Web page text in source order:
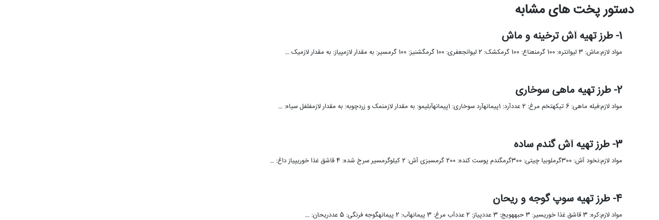
دستور پخت های مشابه
1- طرز تهیه آش ترخینه و ماش
مواد لازم:ماش: 3 لیوانتره: 100 گرمنعناع: 100 گرمکشک: 2 لیوانجعفری: 100 گرمگشنیز: 100 گرمسیر: به مقدار لازمپیاز: به مقدار لازمیک …
2- طرز تهیه ماهی سوخاری
مواد لازم:فیله ماهی: 6 تیکهتخم مرغ: 2 عددآرد: 1پیمانهآرد سوخاری: 1پیمانهآبلیمو: به مقدار لازمنمک و زردچوبه: به مقدار لازمفلفل سیاه: …
3- طرز تهیه آش گندم ساده
مواد لازم:نخود آش: 300گرملوبیا چیتی: 300گرمگندم پوست کنده: 200 گرمسبزی آش: 2 کیلوگرمسیر سرخ شده: 4 قاشق غذا خوریپیاز داغ: …
4- طرز تهیه سوپ گوجه و ریحان
مواد لازم:کره: 3 قاشق غذا خوریسیر: 3 حبههویج: 3 عددپیاز: 2 عددآب مرغ: 3 پیمانهآب: 2 پیمانهگوجه فرنگی: 5 عددریحان: …